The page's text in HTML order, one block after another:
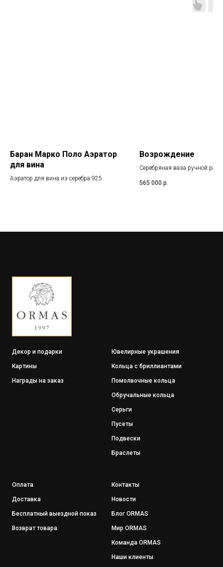
Баран Марко Поло Аэратор
для вина
Аэратор для вина из серебра 925
Возрождение
Серебряная ваза ручной
565 000 р.
Декор и подарки
Картины
Награды на заказ
Ювелирные украшения
Кольца с бриллиантами
Помолвочные кольца
Обручальные кольца
Серьги
Пусеты
Подвески
Браслеты
Оплата
Доставка
Бесплатный выездной показ
Возврат товара
Контакты
Новости
Блог ORMAS
Мир ORMAS
Команда ORMAS
Наши клиенты